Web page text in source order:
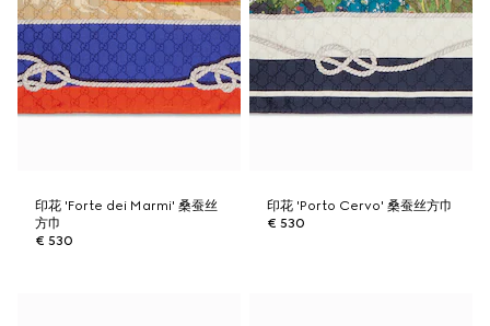
印花 'Forte dei Marmi' 桑蚕丝
方巾
€ 530
印花 'Porto Cervo' 桑蚕丝方巾
€ 530